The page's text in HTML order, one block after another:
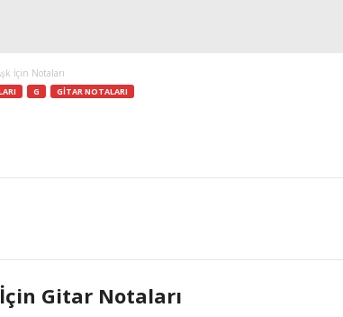
İçin Notaları
G GITAR NOTALARI
Gitar Notaları